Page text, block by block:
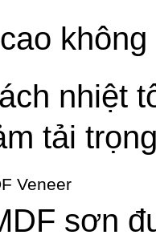
nhiệt
tải
Veneer
sơn